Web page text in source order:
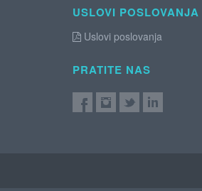
USLOVI POSLOVANJA
Uslovi poslovanja
PRATITE NAS